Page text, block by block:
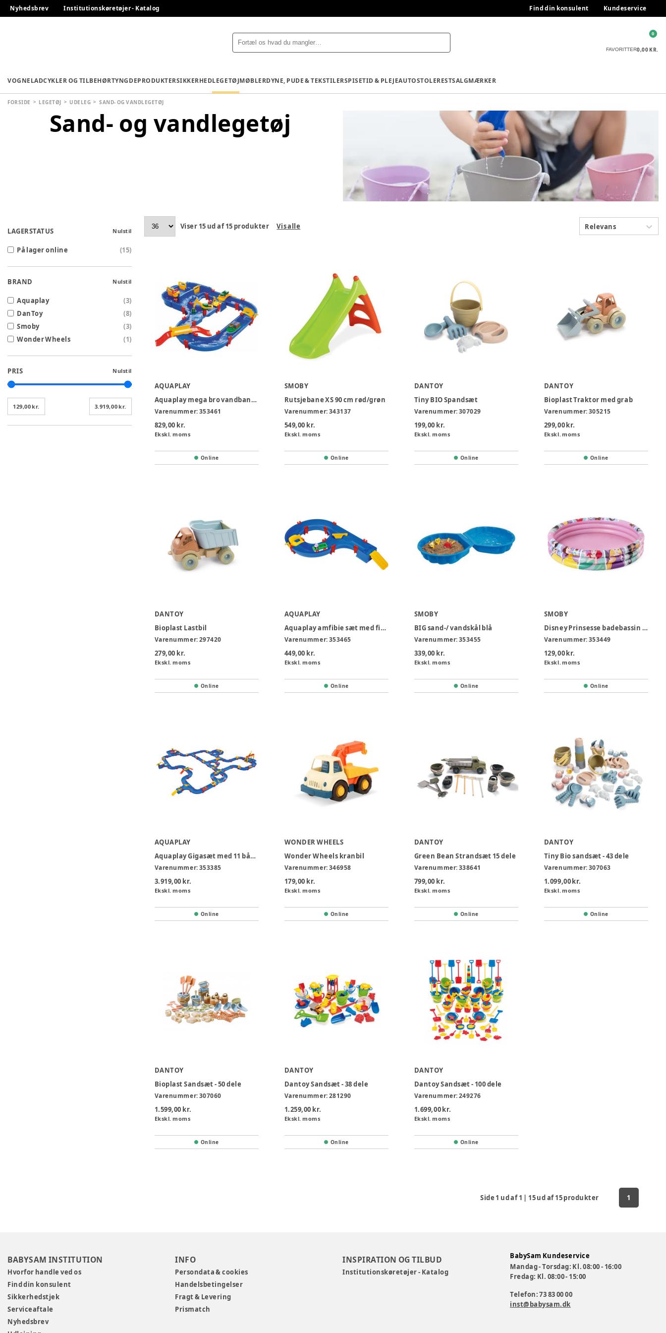
Nyhedsbrev Institutionskøretøjer - Katalog Find din konsulent Kundeservice
FAVORITTER0,00 KR.
0
VOGNELADCYKLER OG TILBEHØRTYNGDEPRODUKTERSIKKERHEDLEGETØJMØBLERDYNE, PUDE & TEKSTILERSPISETID & PLEJEAUTOSTOLERESTSALGMÆRKER
FORSIDE LEGETØJ UDELEG SAND- OG VANDLEGETØJ
Sand- og vandlegetøj
LAGERSTATUS Nulstil
På lager online (15)
BRAND Nulstil
Aquaplay (3)
DanToy
(8)
Smoby
(3)
Wonder Wheels
(1)
PRIS Nulstil
129,00 kr. 3.919,00 kr.
Viser 15 ud af 15 produkter Vis alle Relevans
AQUAPLAY
Aquaplay mega bro vandbane m/ 49 dele
Varenummer:353461
829,00 kr.
Ekskl. moms
Online
SMOBY
Rutsjebane XS 90 cm rød/grøn
Varenummer:343137
549,00 kr.
Ekskl. moms
Online
DANTOY
Tiny BIO Spandsæt
Varenummer:307029
199,00 kr.
Ekskl. moms
Online
DANTOY
Bioplast Traktor med grab
Varenummer:305215
299,00 kr.
Ekskl. moms
Online
DANTOY
Bioplast Lastbil
Varenummer:297420
279,00 kr.
Ekskl. moms
Online
AQUAPLAY
Aquaplay amfibie sæt med figur
Varenummer:353465
449,00 kr.
Ekskl. moms
Online
SMOBY
BIG sand-/ vandskål blå
Varenummer:353455
339,00 kr.
Ekskl. moms
Online
SMOBY
Disney Prinsesse badebassin Ø122 cm
Varenummer:353449
129,00 kr.
Ekskl. moms
Online
AQUAPLAY
Aquaplay Gigasæt med 11 både, 8 figurer og ekstra stor vandbane
Varenummer:353385
3.919,00 kr.
Ekskl. moms
Online
WONDER WHEELS
Wonder Wheels kranbil
Varenummer:346958
179,00 kr.
Ekskl. moms
Online
DANTOY
Green Bean Strandsæt 15 dele
Varenummer:338641
799,00 kr.
Ekskl. moms
Online
DANTOY
Tiny Bio sandsæt - 43 dele
Varenummer:307063
1.099,00 kr.
Ekskl. moms
Online
DANTOY
Bioplast Sandsæt - 50 dele
Varenummer:307060
1.599,00 kr.
Ekskl. moms
Online
DANTOY
Dantoy Sandsæt - 38 dele
Varenummer:281290
1.259,00 kr.
Ekskl. moms
Online
DANTOY
Dantoy Sandsæt - 100 dele
Varenummer:249276
1.699,00 kr.
Ekskl. moms
Online
Side 1 ud af1 | 15ud af15produkter 1
BABYSAM INSTITUTION
Hvorfor handle ved os
Find din konsulent
Sikkerhedstjek
Serviceaftale
Nyhedsbrev
INFO
Persondata & cookies
Handelsbetingelser
Fragt & Levering
Prismatch
INSPIRATION OG TILBUD
Institutionskøretøjer - Katalog
BabySam Kundeservice
Mandag - Torsdag: Kl. 08:00 - 16:00
Fredag: Kl. 08:00 - 15:00
Telefon: 73 83 00 00
inst@babysam.dk